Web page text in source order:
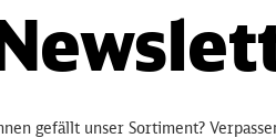
gefällt unser Sortiment?